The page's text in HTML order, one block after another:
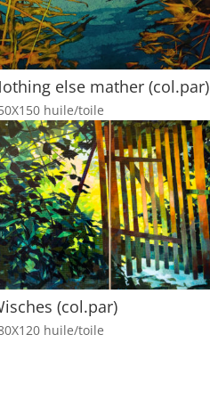
else mather (col.par)
huile/toile
(col.par)
huile/toile